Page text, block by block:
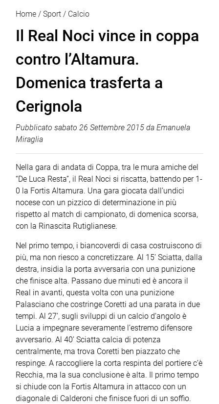
Home Sport Calcio
Il Real Noci vince in coppa
contro l’Altamura.
Domenica trasferta a
Cerignola
Pubblicato sabato 26 Settembre 2015 da Emanuela
Miraglia
Nella gara di andata di Coppa, tra le mura amiche del
“De Luca Resta”, il Real Noci si riscatta, battendo per 1-
0 la Fortis Altamura. Una gara giocata dall’undici
nocese con un pizzico di determinazione in più
rispetto al match di campionato, di domenica scorsa,
con la Rinascita Rutiglianese.
Nel primo tempo, i biancoverdi di casa costruiscono di
più, ma non riesco a concretizzare. Al 15’ Sciatta, dalla
destra, insidia la porta avversaria con una punizione
che finisce alta. Passano due minuti ed è ancora il
Real in avanti, questa volta con una punizione
Palasciano che costringe Coretti ad una parata in due
tempi. Al 27’, sugli sviluppi di un calcio d’angolo è
Lucia a impegnare severamente l’estremo difensore
avversario. Al 40’ Sciatta calcia di potenza
centralmente, ma trova Coretti ben piazzato che
respinge. A raccogliere la corta respinta del portiere c’è
Recchia, ma la sua conclusione è alta. Il primo tempo
si chiude con la Fortis Altamura in attacco con un
diagonale di Calderoni che finisce fuori di un soffio.